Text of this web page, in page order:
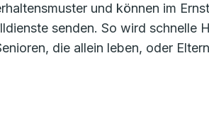
und können im
senden. So wird schnelle
die allein leben, oder